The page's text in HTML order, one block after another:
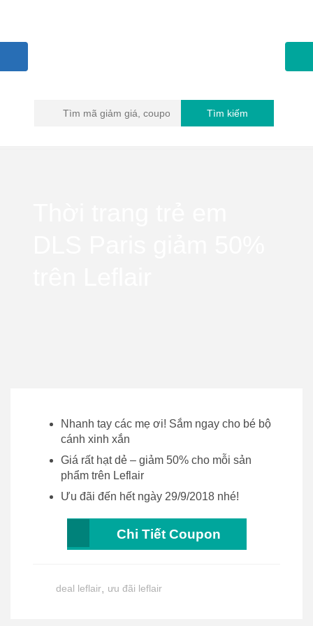
Tìm kiếm
Nhanh tay các mẹ ơi! Sắm ngay cho bé bộ
cánh xinh xắn
Giá rất hạt dẻ – giảm 50% cho mỗi sản
phẩm trên Leflair
Ưu đãi đến hết ngày 29/9/2018 nhé!
Chi Tiết Coupon
deal leflair, ưu đãi leflair